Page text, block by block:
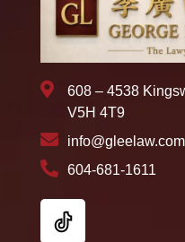
608 – 4538
V5H 4T9
info@gleelaw.com
604-681-1611